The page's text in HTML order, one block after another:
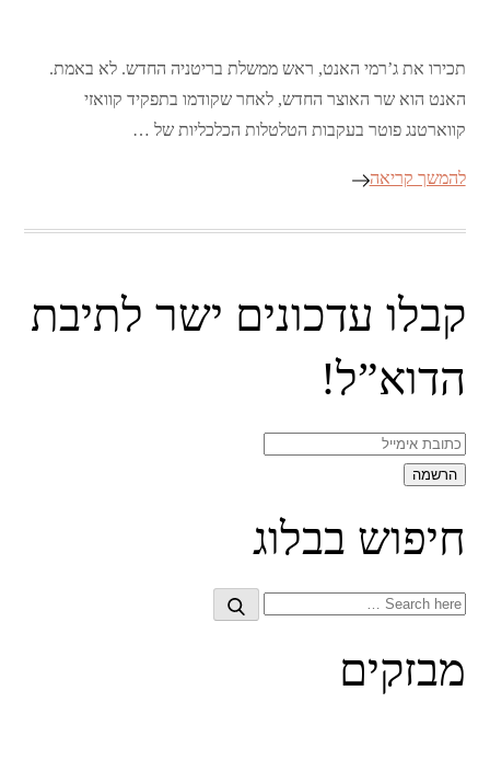
תכירו את ג’רמי האנט, ראש ממשלת בריטניה החדש. לא באמת.
האנט הוא שר האוצר החדש, לאחר שקודמו בתפקיד קוואזי
קווארטנג פוטר בעקבות הטלטלות הכלכליות של …
להמשך קריאה
קבלו עדכונים ישר לתיבת
הדוא”ל!
חיפוש בבלוג
Search
Search
מבזקים